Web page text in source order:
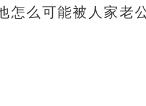
怎么可能被人家老